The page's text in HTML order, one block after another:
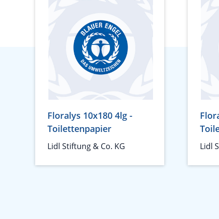
Floralys 10x180 4lg -
Toilettenpapier
Lidl Stiftung & Co. KG Lidl